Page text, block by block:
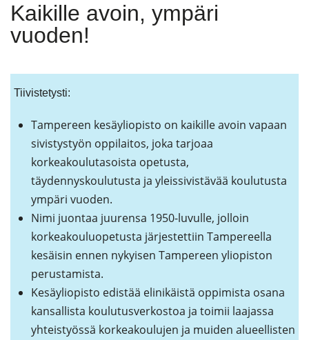
Kaikille avoin, ympäri
vuoden!
Tiivistetysti:
Tampereen kesäyliopisto on kaikille avoin vapaan
sivistystyön oppilaitos, joka tarjoaa
korkeakoulutasoista opetusta,
täydennyskoulutusta ja yleissivistävää koulutusta
ympäri vuoden.
Nimi juontaa juurensa 1950-luvulle, jolloin
korkeakouluopetusta järjestettiin Tampereella
kesäisin ennen nykyisen Tampereen yliopiston
perustamista.
Kesäyliopisto edistää elinikäistä oppimista osana
kansallista koulutusverkostoa ja toimii laajassa
yhteistyössä korkeakoulujen ja muiden alueellisten